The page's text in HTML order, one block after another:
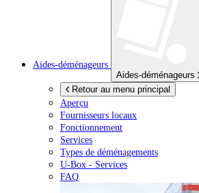
Aides-déménageurs
Aides-déménageurs
Retour au menu principal
Aperçu
Fournisseurs locaux
Fonctionnement
Services
Types de déménagements
U-Box - Services
FAQ